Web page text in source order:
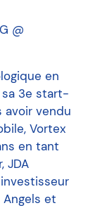
@
en
3e start-
avoir vendu
Vortex
en tant
JDA
et